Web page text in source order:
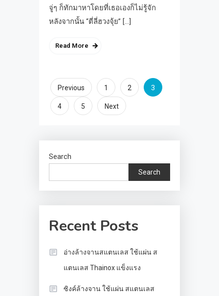
จู่ๆ ก็ทักมาหาโดยที่เธอเองก็ไม่รู้จัก
หลังจากนั้น “ตี่ลี่ฮวงจุ้ย” […]
Read More
Posts
pagination
Previous 1 2 3
4 5 Next
Search
Search
Recent Posts
อ่างล้างจานสแตนเลส ใช้แผ่น ส
แตนเลส Thainox แข็งแรง
ซิงค์ล้างจาน ใช้แผ่น สแตนเลส